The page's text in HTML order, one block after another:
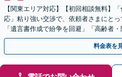
【関東エリア対応】【初回相談無料】
応」粘り強い交渉で、依頼者さまにと
「遺言書作成で紛争を回避」「高齢者
ポート」【全国出張】【完全個室制】
料金表を